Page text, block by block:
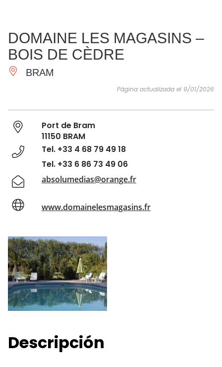
IMPRESCINDIBLES
HACER
INSPIRACIONES
DOMAINE LES MAGASINS –
BOIS DE CÈDRE
BRAM
Página actualizada el 9/01/2026
Port de Bram
11150 BRAM
Tel. +33 4 68 79 49 18
Tel. +33 6 86 73 49 06
absolumedias@orange.fr
www.domainelesmagasins.fr
Descripción